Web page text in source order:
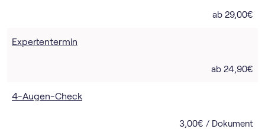
ab 29,00€
Expertentermin
ab 24,90€
4-Augen-Check
3,00€ / Dokument